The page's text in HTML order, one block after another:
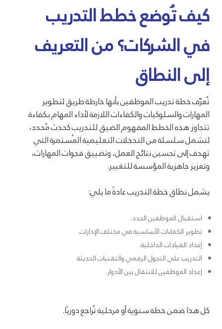
كيف تُوضع خطط التدريب
في الشركات؟ من التعريف
إلى النطاق
تُعرّف خطة تدريب الموظفين بأنها خارطة طريق لتطوير
المهارات والسلوكيات والكفاءات اللازمة لأداء المهام بكفاءة.
تتجاوز هذه الخطط المفهوم الضيق للتدريب كحدث مُحدد،
لتشمل سلسلة من التدخلات التعليمية المُستمرة التي
تهدف إلى تحسين نتائج العمل، وتضييق فجوات المهارات،
وتعزيز جاهزية المؤسسة للتغيير.
يشمل نطاق خطة التدريب عادةً ما يلي:
استقبال الموظفين الجدد.
تطوير الكفاءات الأساسية في مختلف الإدارات.
إعداد القيادات الداخلية.
التدريب على التحول الرقمي والتقنيات الحديثة.
إعداد الموظفين للانتقال بين الأدوار.
كل هذا ضمن خطة سنوية أو مرحلية تُراجع دوريًا.